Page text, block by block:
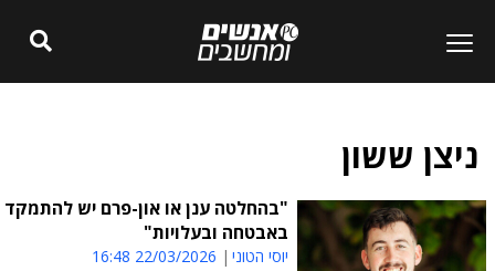
ניצן ששון
"בהחלטה ענן או און-פרם יש להתמקד
באבטחה ובעלויות"
יוסי הטוני 22/03/2026 16:48